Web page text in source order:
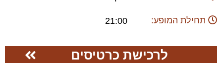
תחילת המופע: 21:00
לרכישת כרטיסים